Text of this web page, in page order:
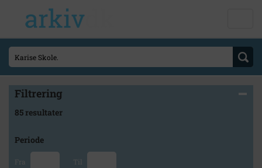
Filtrering
85 resultater
Periode
Fra Til